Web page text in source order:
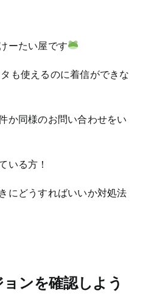
ーたい屋です
も使えるのに着信ができな
か同様のお問い合わせをい
いる方！
にどうすればいいか対処法
ンを確認しよう